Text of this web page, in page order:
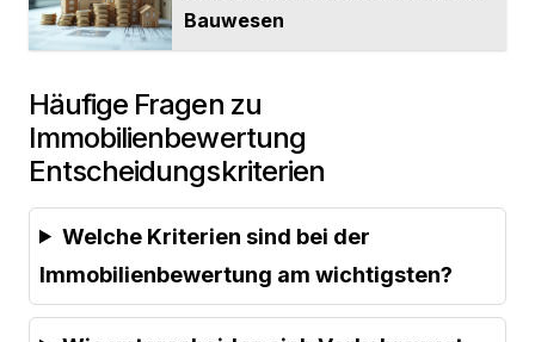
Bauwesen
Häufige Fragen zu
Immobilienbewertung
Entscheidungskriterien
Welche Kriterien sind bei der
Immobilienbewertung am wichtigsten?